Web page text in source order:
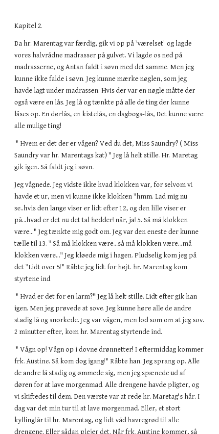
Kapitel 2.
Da hr. Marentag var færdig, gik vi op på 'værelset' og lagde
vores halvrådne madrasser på gulvet. Vi lagde os ned på
madrasserne, og Antan faldt i søvn med det samme. Men jeg
kunne ikke falde i søvn. Jeg kunne mærke nøglen, som jeg
havde lagt under madrassen. Hvis der var en nøgle måtte der
også være en lås. Jeg lå og tænkte på alle de ting der kunne
låses op. En dørlås, en kistelås, en dagbogs-lås, Det kunne være
alle mulige ting!
" Hvem er det der er vågen? Ved du det, Miss Saundry? ( Miss
Saundry var hr. Marentags kat) " Jeg lå helt stille. Hr. Maretag
gik igen. Så faldt jeg i søvn.
Jeg vågnede. Jeg vidste ikke hvad klokken var, for selvom vi
havde et ur, men vi kunne ikke klokken "hmm. Lad mig nu
se..hvis den lange viser er lidt efter 12, og den lille viser er
på...hvad er det nu det tal hedder! når, ja! 5. Så må klokken
være..." Jeg tænkte mig godt om. Jeg var den eneste der kunne
tælle til 13. " Så må klokken være...så må klokken være...må
klokken være..." Jeg kløede mig i hagen. Pludselig kom jeg på
det "Lidt over 5!" Råbte jeg lidt for højt. hr. Marentag kom
styrtene ind
" Hvad er det for en larm?" Jeg lå helt stille. Lidt efter gik han
igen. Men jeg prøvede at sove. Jeg kunne høre alle de andre
stadig lå og snorkede. Jeg var vågen, men lod som om at jeg sov.
2 minutter efter, kom hr. Marentag styrtende ind.
" Vågn op! Vågn op i dovne drønnetter! I eftermiddag kommer
frk. Austine. Så kom dog igang!" Råbte han. Jeg sprang op. Alle
de andre lå stadig og ømmede sig, men jeg spænede ud af
døren for at lave morgenmad. Alle drengene havde pligter, og
vi skiftedes til dem. Den værste var at rede hr. Maretag's hår. I
dag var det min tur til at lave morgenmad. Eller, et stort
kyllinglår til hr. Marentag, og lidt våd havregrød til alle
drengene. Eller sådan plejer det. Når frk. Austine kommer, så